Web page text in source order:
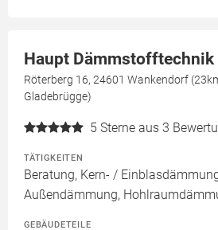
Haupt Dämmstofftechnik
Röterberg 16, 24601 Wankendorf
Gladebrügge)
5 Sterne aus 3
TÄTIGKEITEN
Beratung, Kern- /
Außendämmung,
GEBÄUDETEILE